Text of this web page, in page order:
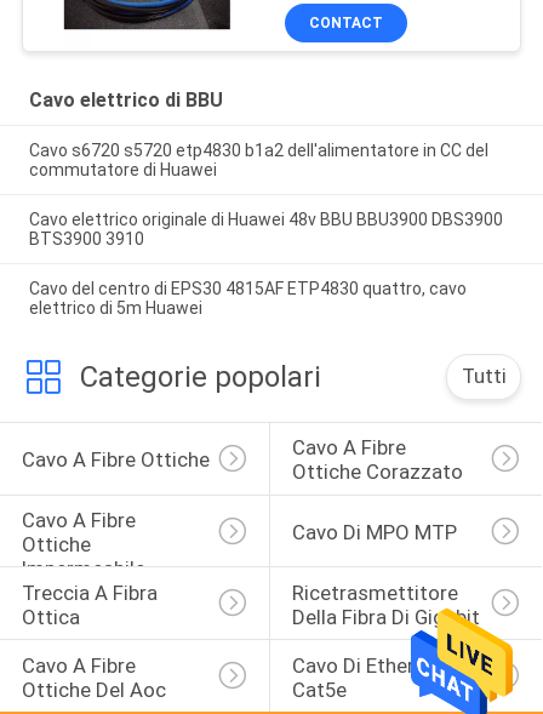
CONTACT
Cavo elettrico di BBU
Cavo s6720 s5720 etp4830 b1a2 dell'alimentatore in CC del
commutatore di Huawei
Cavo elettrico originale di Huawei 48v BBU BBU3900 DBS3900
BTS3900 3910
Cavo del centro di EPS30 4815AF ETP4830 quattro, cavo
elettrico di 5m Huawei
Categorie popolari Tutti
Cavo A Fibre Ottiche
Cavo A Fibre
Ottiche Corazzato
Cavo A Fibre
Ottiche
Impermeabile
Cavo Di MPO MTP
Treccia A Fibra
Ottica
Ricetrasmettitore
Della Fibra Di Gigabit
Cavo A Fibre
Ottiche Del Aoc
Cavo Di Ethernet Di
Cat5e